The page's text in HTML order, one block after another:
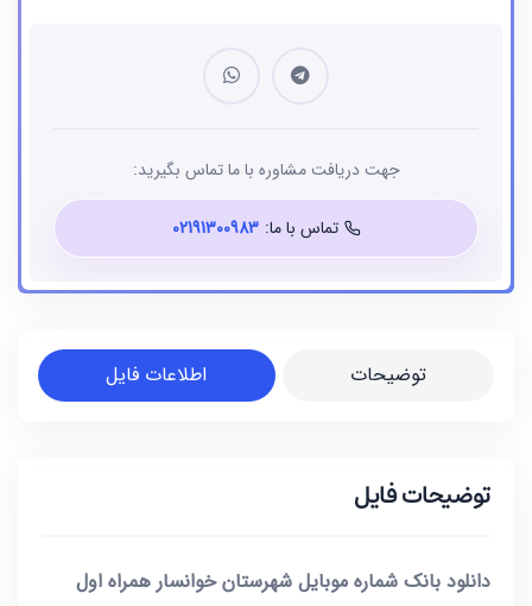
توضیحات اطلاعات فایل
توضیحات فایل
دانلود بانک شماره موبایل شهرستان خوانسار همراه اول
جهت دریافت مشاوره با ما تماس بگیرید:
تماس با ما: 02191300983